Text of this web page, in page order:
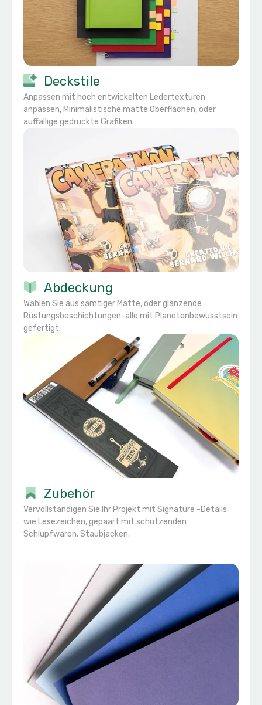
Deckstile
Anpassen mit hoch entwickelten Ledertexturen
anpassen, Minimalistische matte Oberflächen, oder
auffällige gedruckte Grafiken.
Abdeckung
Wählen Sie aus samtiger Matte, oder glänzende
Rüstungsbeschichtungen-alle mit Planetenbewusstsein
gefertigt.
Zubehör
Vervollständigen Sie Ihr Projekt mit Signature -Details
wie Lesezeichen, gepaart mit schützenden
Schlupfwaren, Staubjacken.